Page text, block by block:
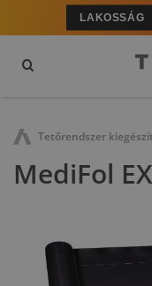
LAKOSSÁG
Tetőrendszer
MediFol